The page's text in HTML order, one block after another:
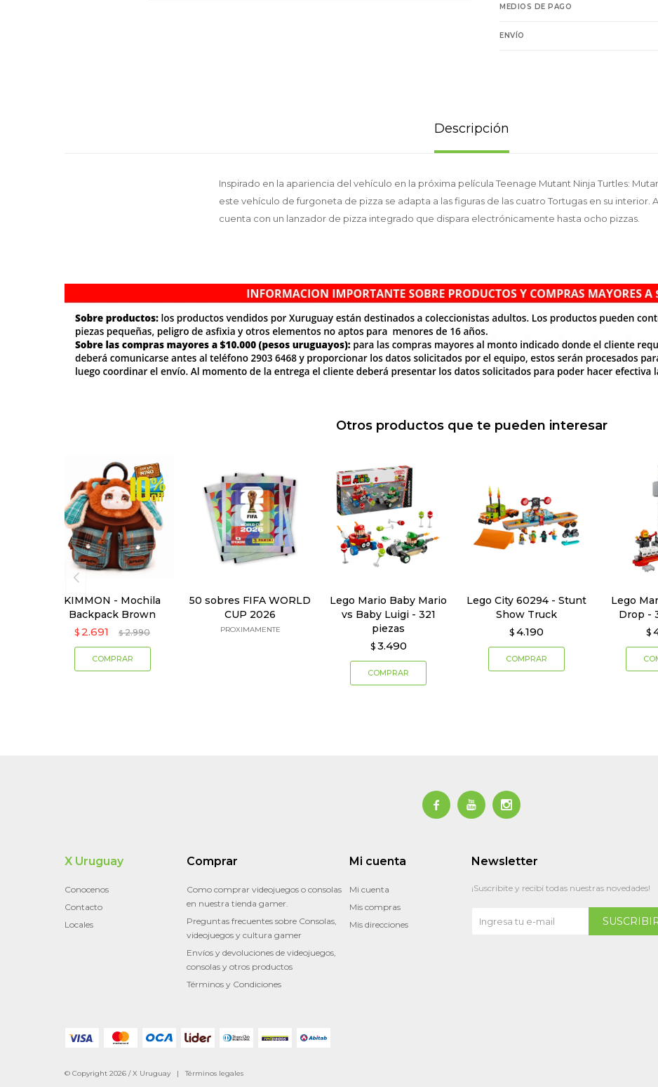
MEDIOS DE PAGO
ENVÍO
Descripción
Inspirado en la apariencia del vehículo en la próxima película Teenage Mutant Ninja Turtles:
este vehículo de furgoneta de pizza se adapta a las figuras de las cuatro Tortugas en su interior.
cuenta con un lanzador de pizza integrado que dispara electrónicamente hasta ocho pizzas.
Otros productos que te pueden interesar
KIMMON - Mochila
Backpack Brown
$ 2.691 $ 2.990
50 sobres FIFA WORLD
CUP 2026
PROXIMAMENTE
Lego Mario Baby Mario
vs Baby Luigi - 321
piezas
$ 3.490
Lego City 60294 - Stunt
Show Truck
$ 4.190
Lego
Drop -
$
  
X Uruguay
Conocenos
Contacto
Locales
Comprar
Como comprar videojuegos o consolas
en nuestra tienda gamer.
Preguntas frecuentes sobre Consolas,
videojuegos y cultura gamer
Envíos y devoluciones de videojuegos,
consolas y otros productos
Términos y Condiciones
Mi cuenta
Mi cuenta
Mis compras
Mis direcciones
Newsletter
¡Suscribite y recibí todas nuestras novedades!
© Copyright 2026 / X Uruguay |Términos legales